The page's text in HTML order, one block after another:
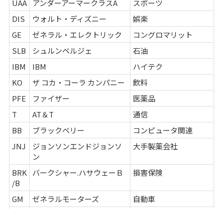
UAA アンダーアーマークラスA
スポーツ
DIS
ウォルト・ディズニー
娯楽
GE
ゼネラル・エレクトリック
コングロマリット
SLB
シュルンベルジェ
石油
IBM
IBM
ハイテク
KO
ザ コカ・コーラ カンパニー
飲料
PFE
ファイザー
医薬品
T
AT＆T
通信
BB
ブラックベリー
コンピュータ関連
JNJ
ジョンソンエンドジョンソ
ン
大手製薬会社
BRK
/B
バークシャー.ハサウェーＢ 損害保険
GM ゼネラルモーターズ
自動車